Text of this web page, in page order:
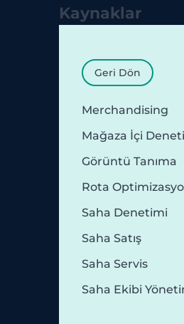
Kaynaklar
Geri Dön
Merchandising
Mağaza İçi
Görüntü Tanıma
Rota
Saha Denetimi
Saha Satış
Saha Servis
Saha Ekibi